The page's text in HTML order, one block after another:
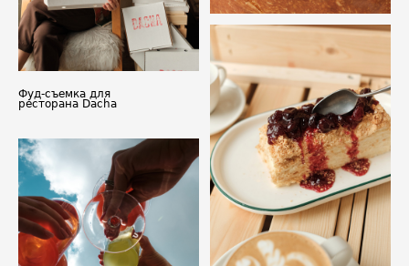
Фуд-съемка для
ресторана Dacha